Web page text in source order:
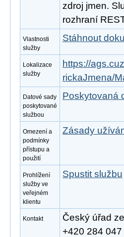
zdroj jmen.
rozhraní
Vlastnosti
služby
Stáhnout
Lokalizace
služby
https://
rickaJmena/
Datové sady
poskytované
službou
Poskytovaná
Omezení a
podmínky
přístupu a
použití
Zásady
Prohlížení
služby ve
veřejném
klientu
Spustit službu
Kontakt
Český úřad
+420 284